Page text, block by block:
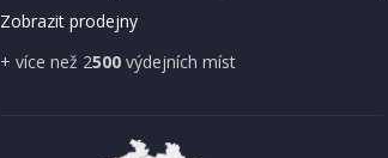
Zobrazit prodejny
+ více než 2500výdejních míst